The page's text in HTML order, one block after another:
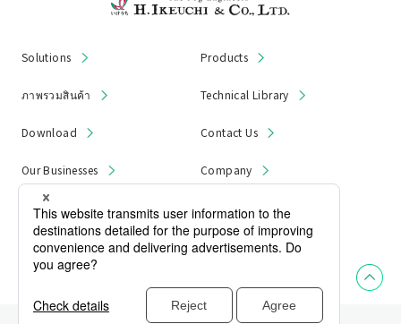
Solutions Products
ภาพรวมสินค้า Technical Library
Download Contact Us
Our Businesses Company
News & Notices Product Recall
Privacy Policy